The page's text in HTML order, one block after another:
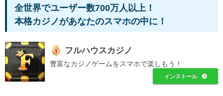
全世界でユーザー数700万人以上！
本格カジノがあなたのスマホの中に！
フルハウスカジノ
豊富なカジノゲームをスマホで楽しもう！
インストール